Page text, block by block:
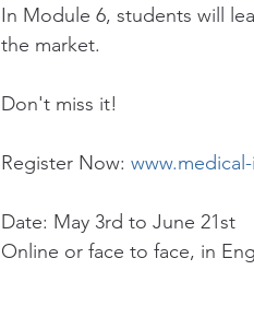
In Module 6, students will
the market.
Don't miss it!
​Register Now:
Date: May 3rd to June 21st
Online or face to face, in